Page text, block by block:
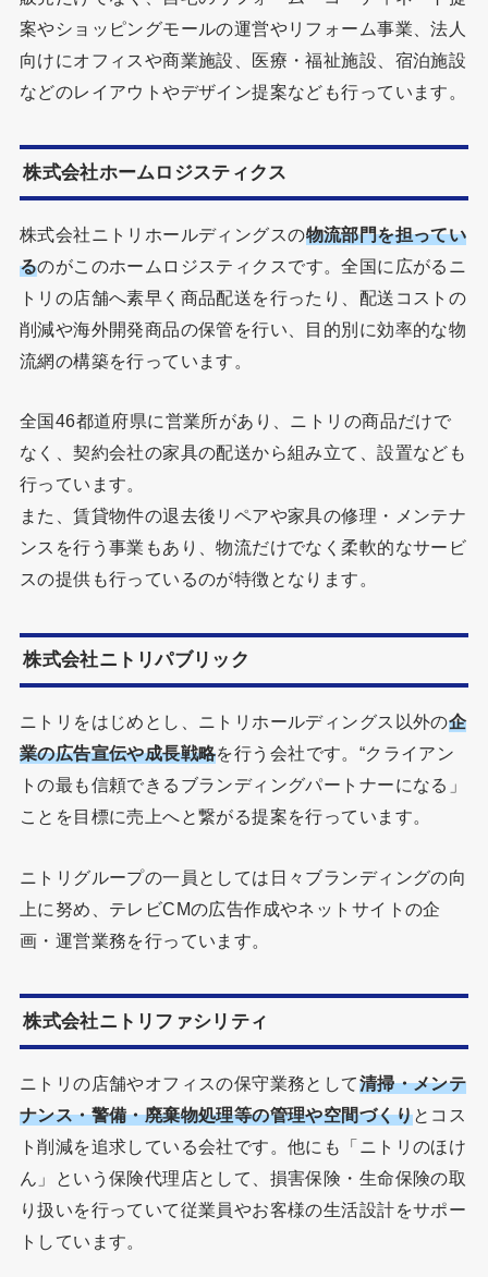
案やショッピングモールの運営やリフォーム事業、法人
向けにオフィスや商業施設、医療・福祉施設、宿泊施設
などのレイアウトやデザイン提案なども行っています。
株式会社ホームロジスティクス
株式会社ニトリホールディングスの物流部門を担ってい
るのがこのホームロジスティクスです。全国に広がるニ
トリの店舗へ素早く商品配送を行ったり、配送コストの
削減や海外開発商品の保管を行い、目的別に効率的な物
流網の構築を行っています。
全国46都道府県に営業所があり、ニトリの商品だけで
なく、契約会社の家具の配送から組み立て、設置なども
行っています。
また、賃貸物件の退去後リペアや家具の修理・メンテナ
ンスを行う事業もあり、物流だけでなく柔軟的なサービ
スの提供も行っているのが特徴となります。
株式会社ニトリパブリック
ニトリをはじめとし、ニトリホールディングス以外の企
業の広告宣伝や成長戦略を行う会社です。“クライアン
トの最も信頼できるブランディングパートナーになる」
ことを目標に売上へと繋がる提案を行っています。
ニトリグループの一員としては日々ブランディングの向
上に努め、テレビCMの広告作成やネットサイトの企
画・運営業務を行っています。
株式会社ニトリファシリティ
ニトリの店舗やオフィスの保守業務として清掃・メンテ
ナンス・警備・廃棄物処理等の管理や空間づくりとコス
ト削減を追求している会社です。他にも「ニトリのほけ
ん」という保険代理店として、損害保険・生命保険の取
り扱いを行っていて従業員やお客様の生活設計をサポー
トしています。